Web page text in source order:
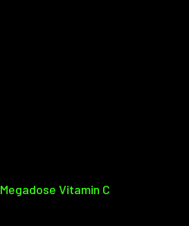
Megadose Vitamin C